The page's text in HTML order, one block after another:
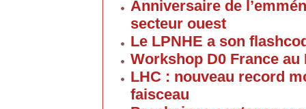
Anniversaire de
secteur ouest
Le LPNHE a son
Workshop D0 France au
LHC : nouveau record
faisceau